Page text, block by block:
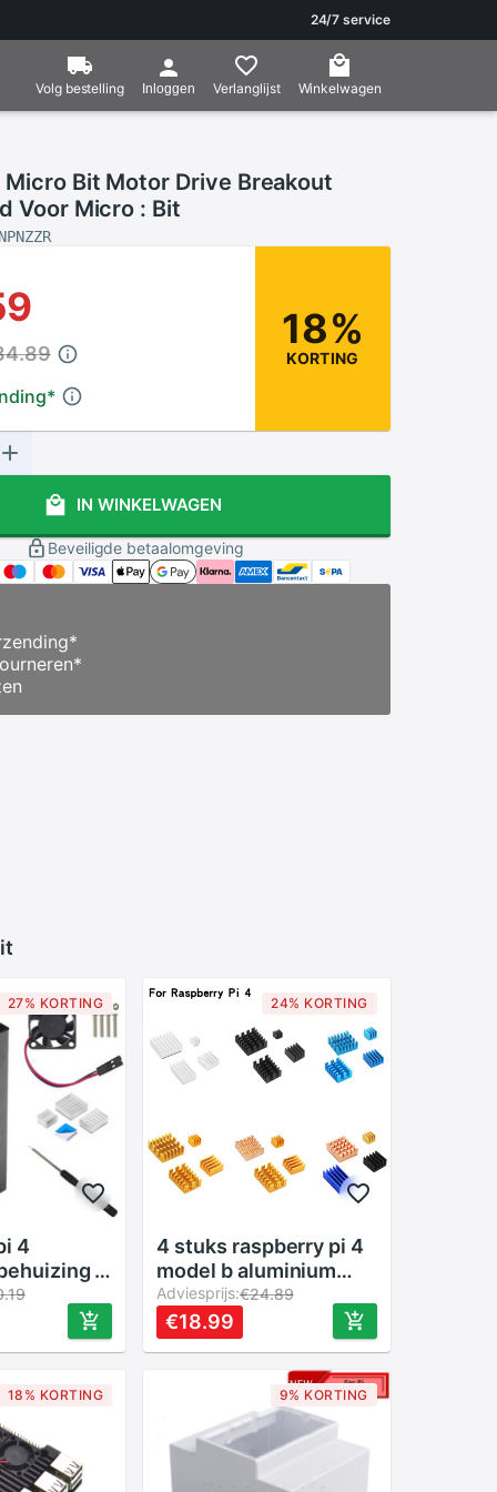
24/7 service
Volg bestelling Inloggen Verlanglijst Winkelwagen
Bit Motor Drive Breakout
Voor Micro : Bit
*
18%
KORTING
IN WINKELWAGEN
Beveiligde betaalomgeving
*
*
27% KORTING
,
met
4 stuks
24% KORTING
4 stuks raspberry pi 4
model b aluminium
koellichaam zilver
zwart goud blauw
koellichaam sterke
radiator koelset
koellichamen voor rpi
Adviesprijs:€24.89
€18.99
18% KORTING 9% KORTING